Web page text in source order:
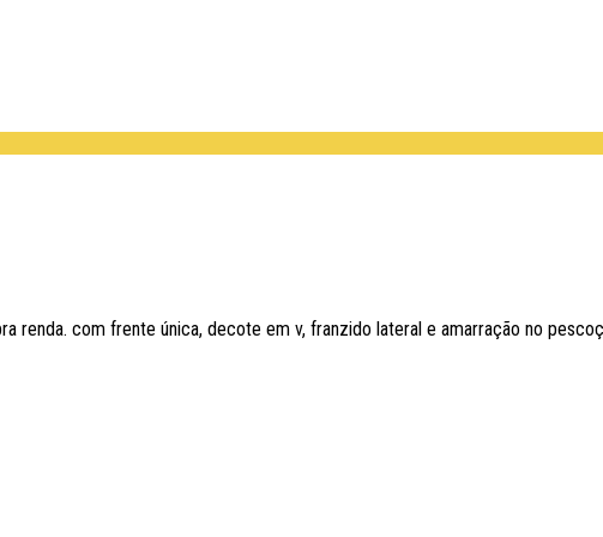
renda. com frente única, decote em v, franzido lateral e amarração no